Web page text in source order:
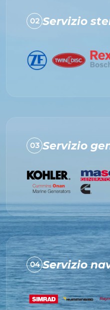
02 Servizio
03 Servizio
04 Servizio